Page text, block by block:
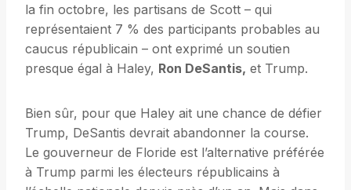
la fin octobre, les partisans de Scott – qui
représentaient 7 % des participants probables au
caucus républicain – ont exprimé un soutien
presque égal à Haley, Ron DeSantis, et Trump.
Bien sûr, pour que Haley ait une chance de défier
Trump, DeSantis devrait abandonner la course.
Le gouverneur de Floride est l’alternative préférée
à Trump parmi les électeurs républicains à